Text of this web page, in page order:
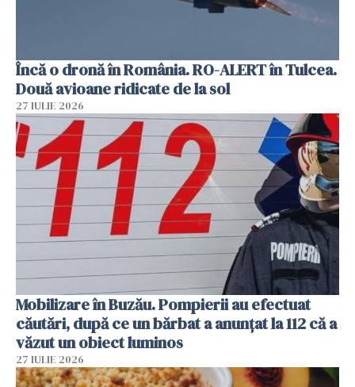
Încă o dronă în România. RO-ALERT în Tulcea.
Două avioane ridicate de la sol
27 IULIE 2026
Mobilizare în Buzău. Pompierii au efectuat
căutări, după ce un bărbat a anunțat la 112 că a
văzut un obiect luminos
27 IULIE 2026